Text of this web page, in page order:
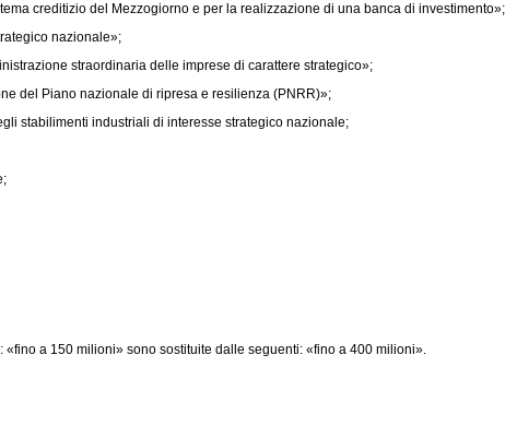
creditizio del Mezzogiorno e per la realizzazione di una banca di investimento»;
nazionale»;
straordinaria delle imprese di carattere strategico»;
del Piano nazionale di ripresa e resilienza (PNRR)»;
stabilimenti industriali di interesse strategico nazionale;
«fino a 150 milioni» sono sostituite dalle seguenti: «fino a 400 milioni».